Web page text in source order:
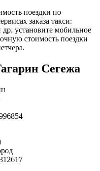
поездки по
заказа такси:
установите мобильное
стоимость поездки
Сегежа